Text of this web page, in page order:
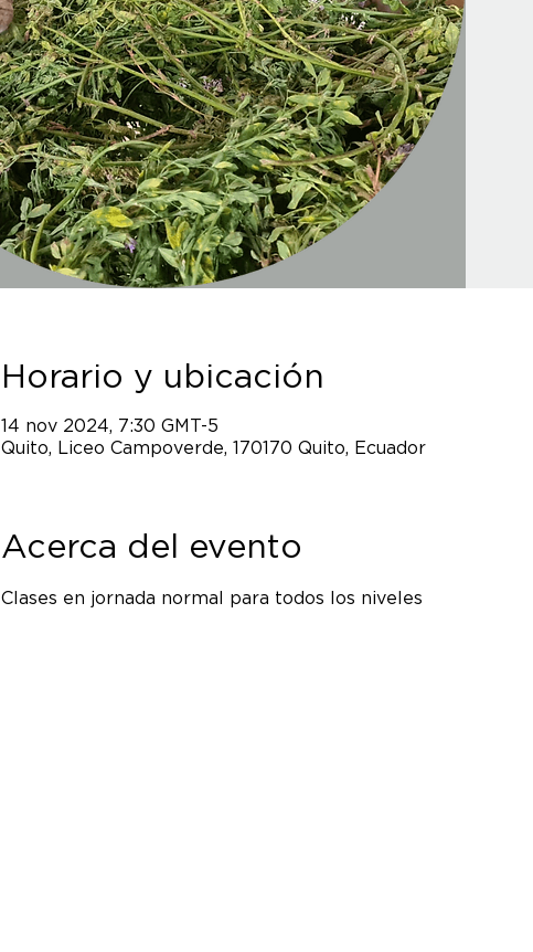
Horario y ubicación
14 nov 2024, 7:30 GMT-5
Quito, Liceo Campoverde, 170170 Quito, Ecuador
Acerca del evento
Clases en jornada normal para todos los niveles